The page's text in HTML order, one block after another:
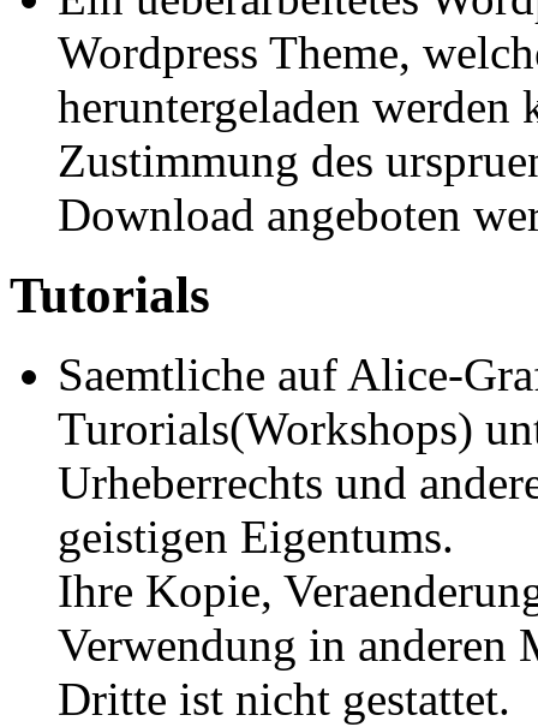
Wordpress Theme,
heruntergeladen werden
Zustimmung des
Download angeboten
Tutorials
Saemtliche auf Alice-
Turorials(Workshops)
Urheberrechts und
geistigen Eigentums.
Ihre Kopie,
Verwendung in anderen
Dritte ist nicht gestattet.